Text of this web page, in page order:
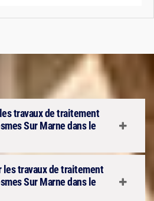
travaux de traitement
Sur Marne dans le
les travaux de traitement
Sur Marne dans le